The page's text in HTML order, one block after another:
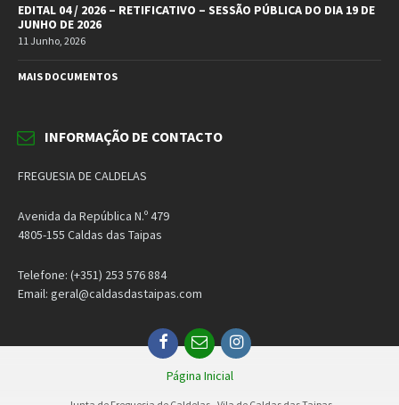
EDITAL 04 / 2026 – RETIFICATIVO – SESSÃO PÚBLICA DO DIA 19 DE
JUNHO DE 2026
11 Junho, 2026
MAIS DOCUMENTOS
INFORMAÇÃO DE CONTACTO
FREGUESIA DE CALDELAS
Avenida da República N.º 479
4805-155 Caldas das Taipas
Telefone: (+351) 253 576 884
Email: geral@caldasdastaipas.com
Facebook
EmailInstagram
Página Inicial